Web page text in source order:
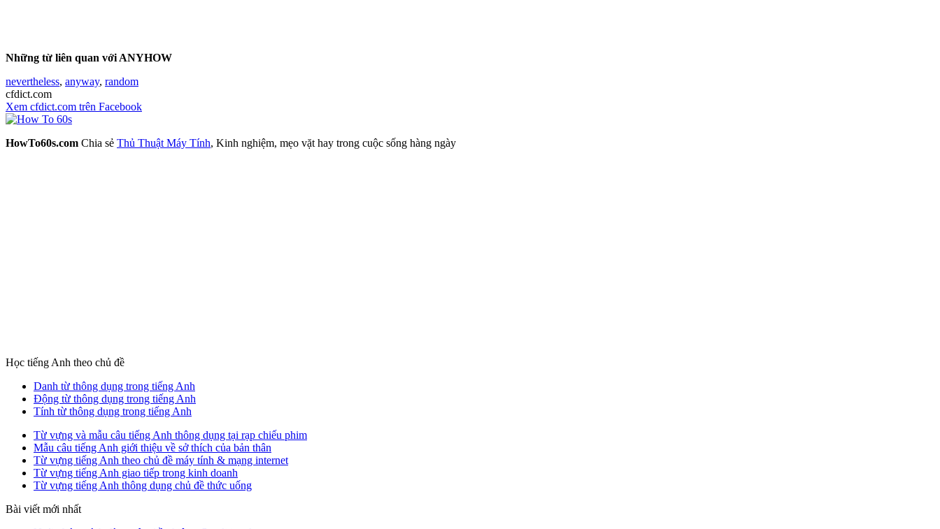
Những từ liên quan với ANYHOW
nevertheless, anyway, random
cfdict.com
Xem cfdict.com trên Facebook
HowTo60s.com Chia sẻ Thủ Thuật Máy Tính, Kinh nghiệm, mẹo vặt hay trong cuộc sống hàng ngày
Học tiếng Anh theo chủ đề
Danh từ thông dụng trong tiếng Anh
Động từ thông dụng trong tiếng Anh
Tính từ thông dụng trong tiếng Anh
Từ vựng và mẫu câu tiếng Anh thông dụng tại rạp chiếu phim
Mẫu câu tiếng Anh giới thiệu về sở thích của bản thân
Từ vựng tiếng Anh theo chủ đề máy tính & mạng internet
Từ vựng tiếng Anh giao tiếp trong kinh doanh
Từ vựng tiếng Anh thông dụng chủ đề thức uống
Bài viết mới nhất